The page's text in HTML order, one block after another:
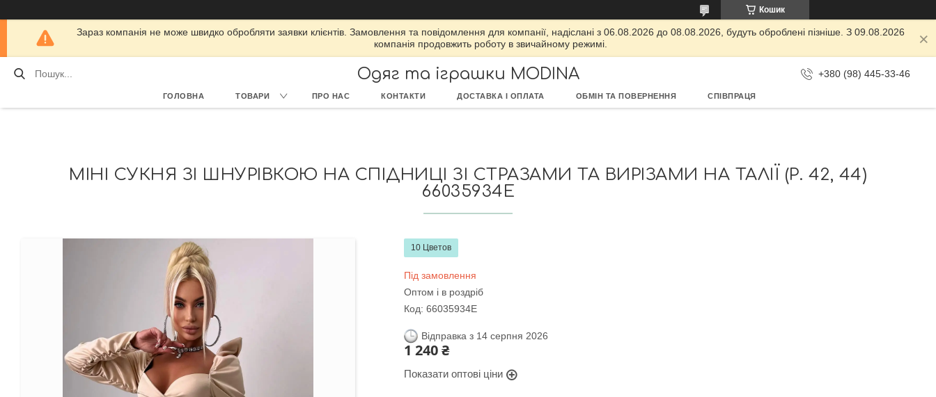
Кошик
Зараз компанія не може швидко обробляти заявки клієнтів. Замовлення та повідомлення для компанії, надіслані з 06.08.2026 до 08.08.2026, будуть оброблені пізніше. З 09.08.2026
компанія продовжить роботу в звичайному режимі.
Одяг та іграшки MODINA +380 (98) 445-33-46
ГОЛОВНА ТОВАРИ ПРО НАС КОНТАКТИ ДОСТАВКА І ОПЛАТА ОБМІН ТА ПОВЕРНЕННЯ СПІВПРАЦЯ
МІНІ СУКНЯ ЗІ ШНУРІВКОЮ НА СПІДНИЦІ ЗІ СТРАЗАМИ ТА ВИРІЗАМИ НА ТАЛІЇ (Р. 42, 44)
66035934Е
10 Цветов
Під замовлення
Оптом і в роздріб
Код: 66035934Е
Відправка з 14 серпня 2026
1 240 ₴
Показати оптові ціни